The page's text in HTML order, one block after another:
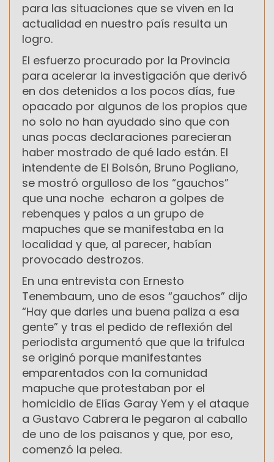
para las situaciones que se viven en la
actualidad en nuestro país resulta un
logro.
El esfuerzo procurado por la Provincia
para acelerar la investigación que derivó
en dos detenidos a los pocos días, fue
opacado por algunos de los propios que
no solo no han ayudado sino que con
unas pocas declaraciones parecieran
haber mostrado de qué lado están. El
intendente de El Bolsón, Bruno Pogliano,
se mostró orgulloso de los “gauchos”
que una noche echaron a golpes de
rebenques y palos a un grupo de
mapuches que se manifestaba en la
localidad y que, al parecer, habían
provocado destrozos.
En una entrevista con Ernesto
Tenembaum, uno de esos “gauchos” dijo
“Hay que darles una buena paliza a esa
gente” y tras el pedido de reflexión del
periodista argumentó que que la trifulca
se originó porque manifestantes
emparentados con la comunidad
mapuche que protestaban por el
homicidio de Elías Garay Yem y el ataque
a Gustavo Cabrera le pegaron al caballo
de uno de los paisanos y que, por eso,
comenzó la pelea.